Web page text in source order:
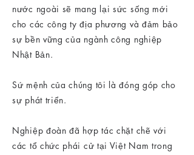
nước ngoài sẽ mang lại sức sống mới
cho các công ty địa phương và đảm bảo
sự bền vững của ngành công nghiệp
Nhật Bản.
Sứ mệnh của chúng tôi là đóng góp cho
sự phát triển.
Nghiệp đoàn đã hợp tác chặt chẽ với
các tổ chức phái cử tại Việt Nam trong